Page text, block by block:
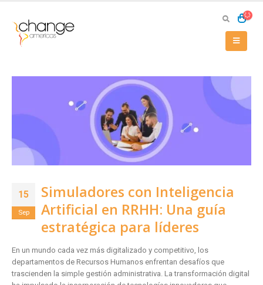
15
Sep
Simuladores con Inteligencia
Artificial en RRHH: Una guía
estratégica para líderes
En un mundo cada vez más digitalizado y competitivo, los
departamentos de Recursos Humanos enfrentan desafíos que
trascienden la simple gestión administrativa. La transformación digital